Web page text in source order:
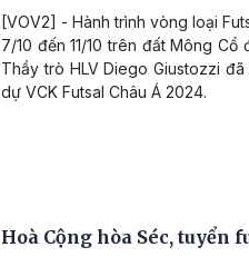
[VOV2] - Hành trình vòng loại
7/10 đến 11/10 trên đất Mông
Thầy trò HLV Diego Giustozzi
dự VCK Futsal Châu Á 2024.
Hoà Cộng hòa Séc, tuyển